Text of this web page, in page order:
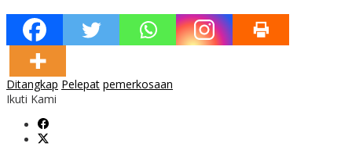
Ditangkap Pelepat pemerkosaan
Ikuti Kami